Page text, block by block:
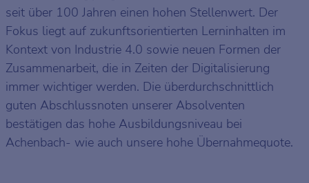
seit über 100 Jahren einen hohen Stellenwert. Der
Fokus liegt auf zukunftsorientierten Lerninhalten im
Kontext von Industrie 4.0 sowie neuen Formen der
Zusammenarbeit, die in Zeiten der Digitalisierung
immer wichtiger werden. Die überdurchschnittlich
guten Abschlussnoten unserer Absolventen
bestätigen das hohe Ausbildungsniveau bei
Achenbach- wie auch unsere hohe Übernahmequote.